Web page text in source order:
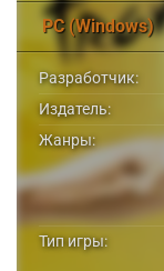
PC (Windows)
Разработчик:
Издатель:
Жанры:
Тип игры: